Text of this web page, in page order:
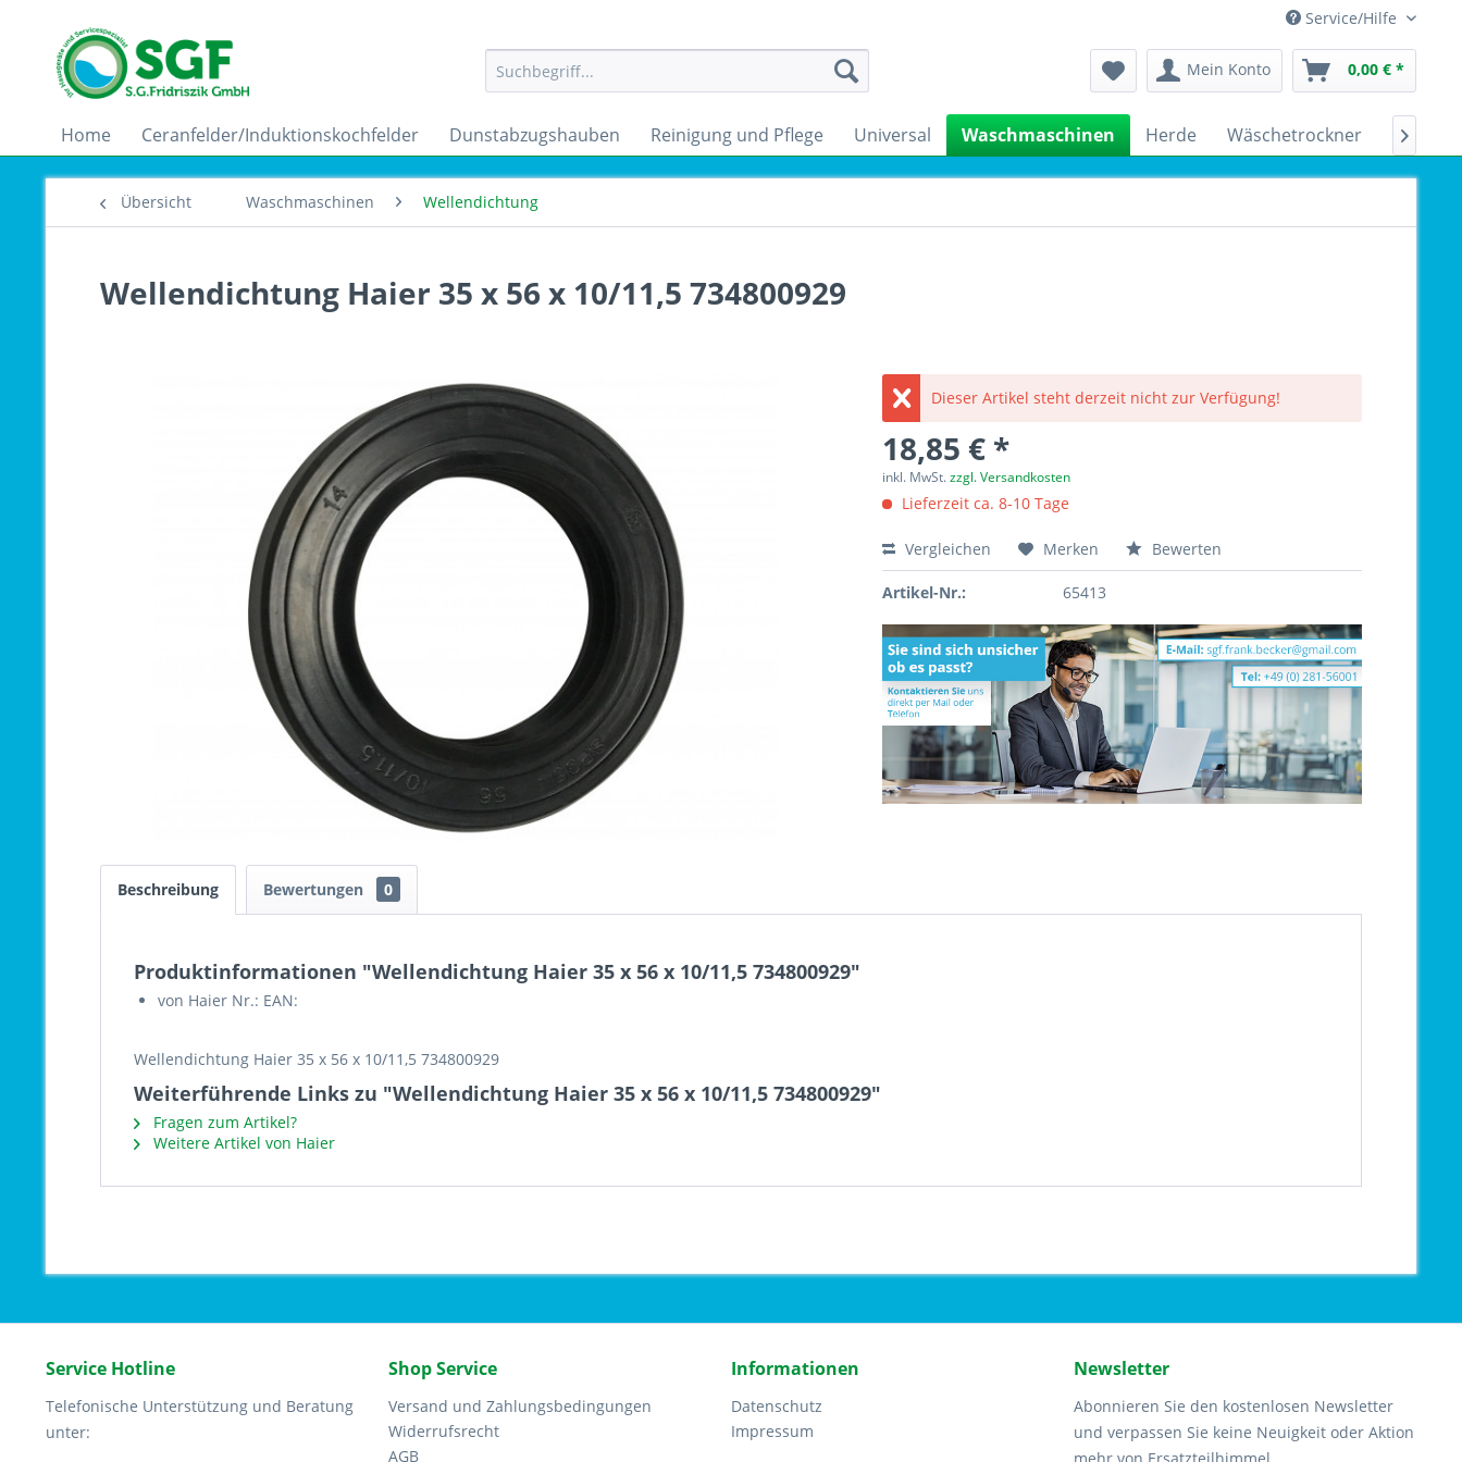
Service/Hilfe
Mein Konto 0,00 € *
Home Ceranfelder/Induktionskochfelder Dunstabzugshauben Reinigung und Pflege Universal Waschmaschinen Herde Wäschetrockner 
Übersicht Waschmaschinen Wellendichtung
Wellendichtung Haier 35 x 56 x 10/11,5 734800929
Dieser Artikel steht derzeit nicht zur Verfügung!
18,85 € *
inkl. MwSt.zzgl. Versandkosten
Lieferzeit ca. 8-10 Tage
Vergleichen Merken Bewerten
Artikel-Nr.: 65413
Beschreibung Bewertungen 0
Produktinformationen "Wellendichtung Haier 35 x 56 x 10/11,5 734800929"
von Haier Nr.: EAN:
Wellendichtung Haier 35 x 56 x 10/11,5 734800929
Weiterführende Links zu "Wellendichtung Haier 35 x 56 x 10/11,5 734800929"
Fragen zum Artikel?
Weitere Artikel von Haier
Service Hotline
Telefonische Unterstützung und Beratung
unter:
Shop Service
Versand und Zahlungsbedingungen
Widerrufsrecht
AGB
Informationen
Datenschutz
Impressum
Newsletter
Abonnieren Sie den kostenlosen Newsletter
und verpassen Sie keine Neuigkeit oder Aktion